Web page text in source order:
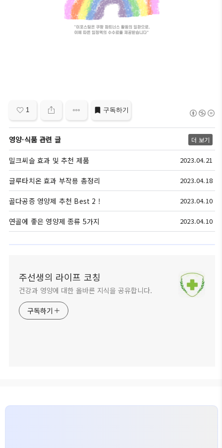
1 구독하기
영양·식품 관련 글 더 보기
밀크씨슬 효과 및 추천 제품 2023.04.21
글루타치온 효과 부작용 총정리 2023.04.18
골다공증 영양제 추천 Best 2 ! 2023.04.10
연골에 좋은 영양제 종류 5가지 2023.04.10
주선생의 라이프 코칭
건강과 영양에 대한 올바른 지식을 공유합니다.
구독하기